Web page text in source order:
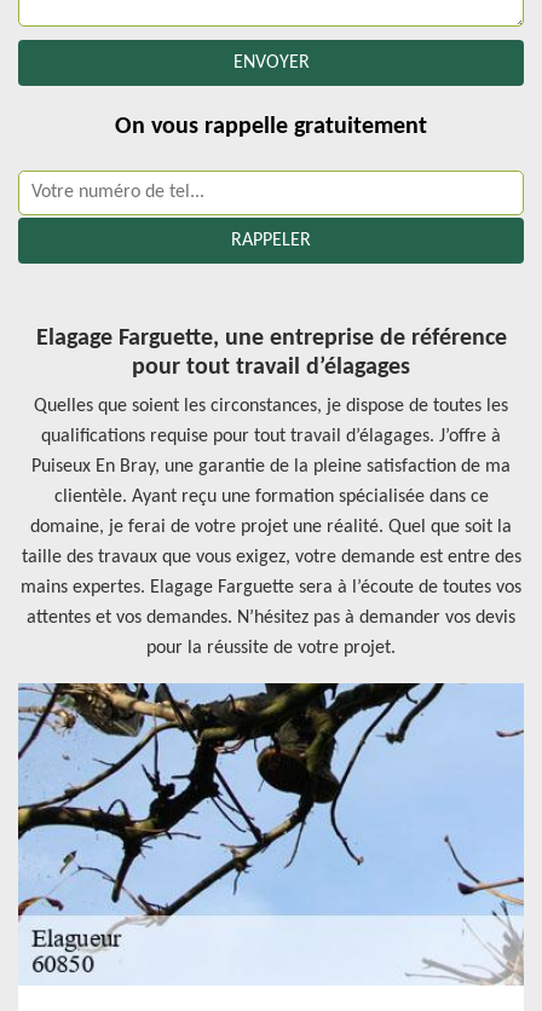
On vous rappelle gratuitement
Elagage Farguette, une entreprise de référence
pour tout travail d’élagages
Quelles que soient les circonstances, je dispose de toutes les
qualifications requise pour tout travail d’élagages. J’offre à
Puiseux En Bray, une garantie de la pleine satisfaction de ma
clientèle. Ayant reçu une formation spécialisée dans ce
domaine, je ferai de votre projet une réalité. Quel que soit la
taille des travaux que vous exigez, votre demande est entre des
mains expertes. Elagage Farguette sera à l’écoute de toutes vos
attentes et vos demandes. N’hésitez pas à demander vos devis
pour la réussite de votre projet.